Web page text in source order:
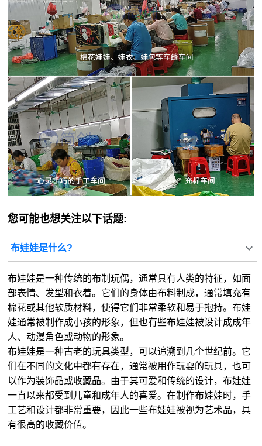
您可能也想关注以下话题:
布娃娃是什么?
布娃娃是一种传统的布制玩偶，通常具有人类的特征，如面
部表情、发型和衣着。它们的身体由布料制成，通常填充有
棉花或其他软质材料，使得它们非常柔软和易于抱持。布娃
娃通常被制作成小孩的形象，但也有些布娃娃被设计成成年
人、动漫角色或动物的形象。
布娃娃是一种古老的玩具类型，可以追溯到几个世纪前。它
们在不同的文化中都有存在，通常被用作玩耍的玩具，也可
以作为装饰品或收藏品。由于其可爱和传统的设计，布娃娃
一直以来都受到儿童和成年人的喜爱。在制作布娃娃时，手
工艺和设计都非常重要，因此一些布娃娃被视为艺术品，具
有很高的收藏价值。